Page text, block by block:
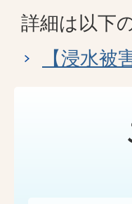
詳細は以下
【浸水